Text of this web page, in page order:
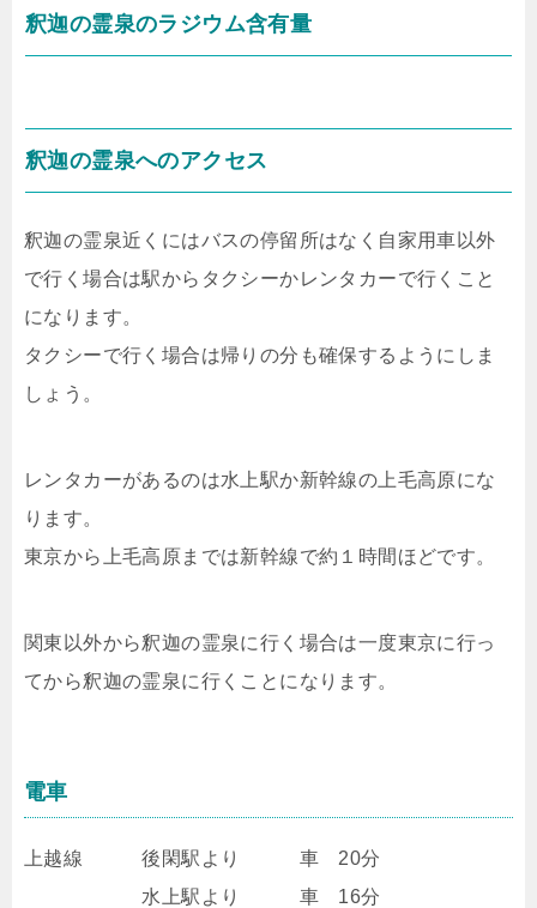
釈迦の霊泉のラジウム含有量
釈迦の霊泉へのアクセス
釈迦の霊泉近くにはバスの停留所はなく自家用車以外
で行く場合は駅からタクシーかレンタカーで行くこと
になります。
タクシーで行く場合は帰りの分も確保するようにしま
しょう。
レンタカーがあるのは水上駅か新幹線の上毛高原にな
ります。
東京から上毛高原までは新幹線で約１時間ほどです。
関東以外から釈迦の霊泉に行く場合は一度東京に行っ
てから釈迦の霊泉に行くことになります。
電車
上越線 後閑駅より 車 20分
水上駅より 車 16分